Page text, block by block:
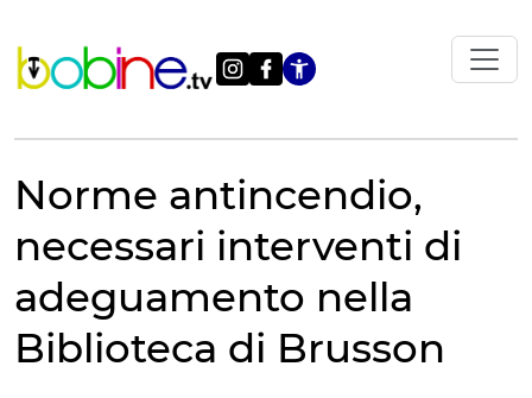
contenuto
Apri le
Norme antincendio,
necessari interventi di
adeguamento nella
Biblioteca di Brusson